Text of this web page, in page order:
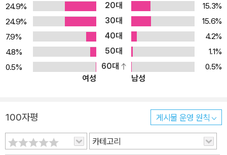
험도 똑똑하게 대비할 수 있을 것이다.
24.9%
20대
15.3%
24.9%
30대
15.6%
7.9%
40대
4.2%
4.8%
50대
1.1%
0.5%
60대
0.5%
여성
남성
100자평 게시물 운영 원칙
카테고리